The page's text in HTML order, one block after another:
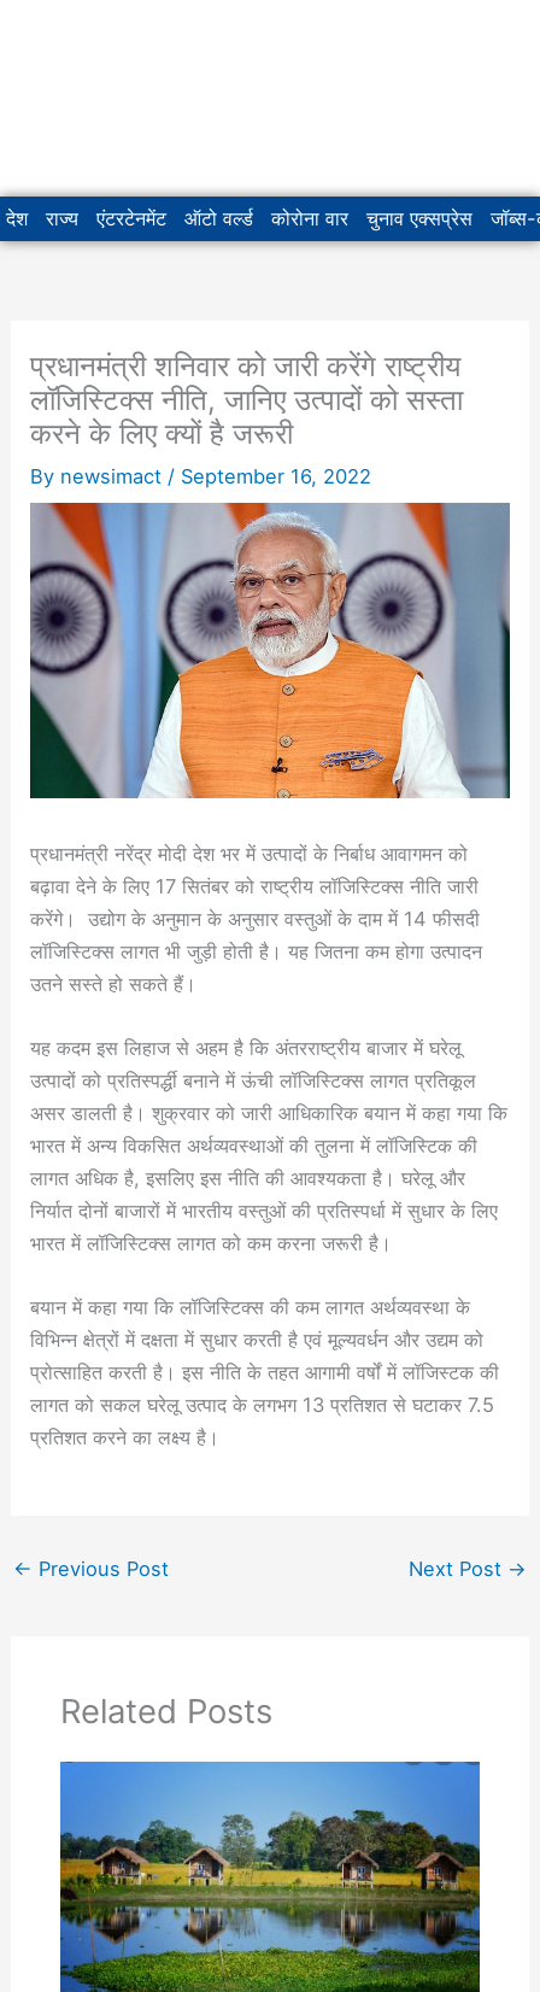
देश राज्य एंटरटेनमेंट ऑटो वर्ल्ड कोरोना वार चुनाव एक्सप्रेस जॉब्स-
प्रधानमंत्री शनिवार को जारी करेंगे राष्ट्रीय
लॉजिस्टिक्स नीति, जानिए उत्पादों को सस्ता
करने के लिए क्यों है जरूरी
By newsimact / September 16, 2022
प्रधानमंत्री नरेंद्र मोदी देश भर में उत्पादों के निर्बाध आवागमन को
बढ़ावा देने के लिए 17 सितंबर को राष्ट्रीय लॉजिस्टिक्स नीति जारी
करेंगे। उद्योग के अनुमान के अनुसार वस्तुओं के दाम में 14 फीसदी
लॉजिस्टिक्स लागत भी जुड़ी होती है। यह जितना कम होगा उत्पादन
उतने सस्ते हो सकते हैं।
यह कदम इस लिहाज से अहम है कि अंतरराष्ट्रीय बाजार में घरेलू
उत्पादों को प्रतिस्पर्द्धी बनाने में ऊंची लॉजिस्टिक्स लागत प्रतिकूल
असर डालती है। शुक्रवार को जारी आधिकारिक बयान में कहा गया कि
भारत में अन्य विकसित अर्थव्यवस्थाओं की तुलना में लॉजिस्टिक की
लागत अधिक है, इसलिए इस नीति की आवश्यकता है। घरेलू और
निर्यात दोनों बाजारों में भारतीय वस्तुओं की प्रतिस्पर्धा में सुधार के लिए
भारत में लॉजिस्टिक्स लागत को कम करना जरूरी है।
बयान में कहा गया कि लॉजिस्टिक्स की कम लागत अर्थव्यवस्था के
विभिन्न क्षेत्रों में दक्षता में सुधार करती है एवं मूल्यवर्धन और उद्यम को
प्रोत्साहित करती है। इस नीति के तहत आगामी वर्षों में लॉजिस्टक की
लागत को सकल घरेलू उत्पाद के लगभग 13 प्रतिशत से घटाकर 7.5
प्रतिशत करने का लक्ष्य है।
← Previous Post Next Post →
Related Posts